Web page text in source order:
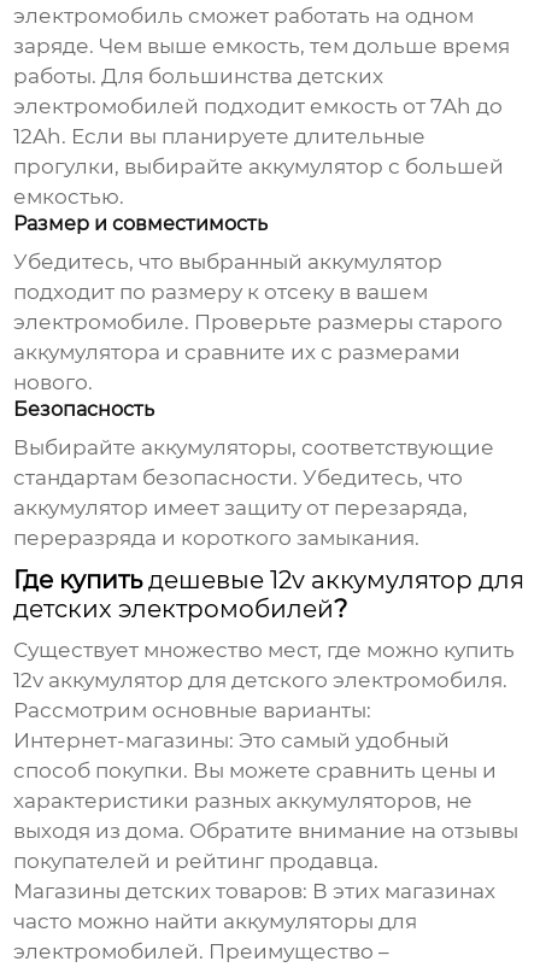
электромобиль сможет работать на одном
заряде. Чем выше емкость, тем дольше время
работы. Для большинства детских
электромобилей подходит емкость от 7Ah до
12Ah. Если вы планируете длительные
прогулки, выбирайте аккумулятор с большей
емкостью.
Размер и совместимость
Убедитесь, что выбранный аккумулятор
подходит по размеру к отсеку в вашем
электромобиле. Проверьте размеры старого
аккумулятора и сравните их с размерами
нового.
Безопасность
Выбирайте аккумуляторы, соответствующие
стандартам безопасности. Убедитесь, что
аккумулятор имеет защиту от перезаряда,
переразряда и короткого замыкания.
Где купитьдешевые 12v аккумулятор для
детских электромобилей?
Существует множество мест, где можно купить
12v аккумулятор для детского электромобиля.
Рассмотрим основные варианты:
Интернет-магазины: Это самый удобный
способ покупки. Вы можете сравнить цены и
характеристики разных аккумуляторов, не
выходя из дома. Обратите внимание на отзывы
покупателей и рейтинг продавца.
Магазины детских товаров: В этих магазинах
часто можно найти аккумуляторы для
электромобилей. Преимущество –